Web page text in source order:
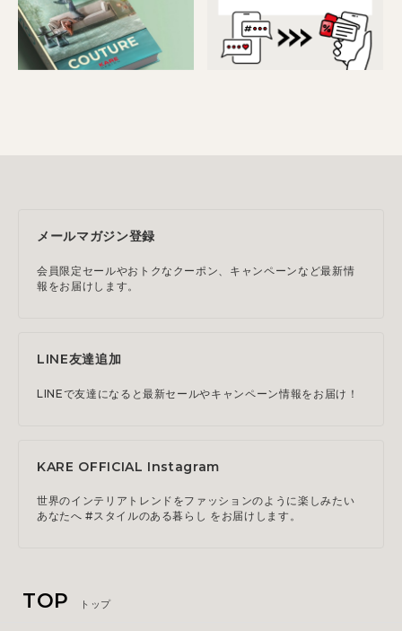
メールマガジン登録
会員限定セールやおトクなクーポン、キャンペーンなど最新情
報をお届けします。
LINE友達追加
LINEで友達になると最新セールやキャンペーン情報をお届け！
KARE OFFICIAL Instagram
世界のインテリアトレンドをファッションのように楽しみたい
あなたへ #スタイルのある暮らし をお届けします。
TOP トップ